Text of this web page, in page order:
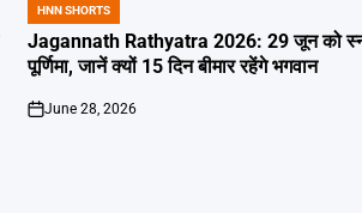
POSTED
IN
HNN SHORTS
Jagannath Rathyatra 2026: 29 जून को
पूर्णिमा, जानें क्यों 15 दिन बीमार रहेंगे भगवान
on
June 28, 2026